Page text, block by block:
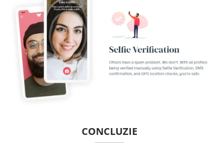
CONCLUZIE